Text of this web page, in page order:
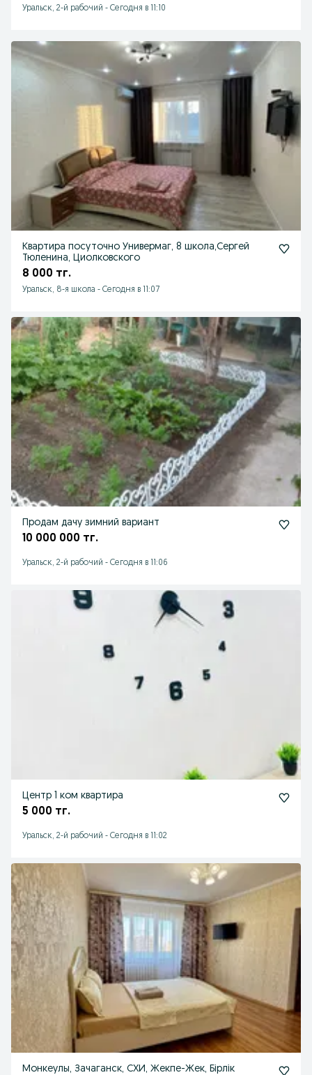
Уральск, 2-й рабочий - Сегодня в 11:10
Квартира посуточно Универмаг, 8 школа,Сергей
Тюленина, Циолковского
8 000 тг.
Уральск, 8-я школа - Сегодня в 11:07
Продам дачу зимний вариант
10 000 000 тг.
Уральск, 2-й рабочий - Сегодня в 11:06
Центр 1 ком квартира
5 000 тг.
Уральск, 2-й рабочий - Сегодня в 11:02
Монкеулы, Зачаганск, СХИ, Жекпе-Жек, Бірлік